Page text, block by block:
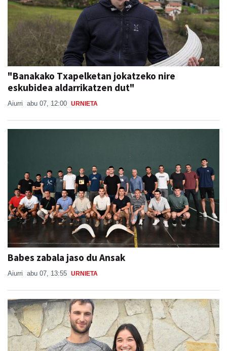
"Banakako Txapelketan jokatzeko nire
eskubidea aldarrikatzen dut"
Aiurri abu 07, 12:00 URNIETA
Babes zabala jaso du Ansak
Aiurri abu 07, 13:55 URNIETA